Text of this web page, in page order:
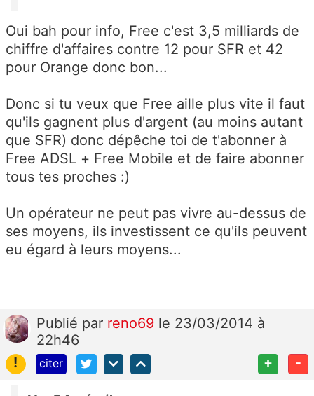
Oui bah pour info, Free c'est 3,5 milliards de
chiffre d'affaires contre 12 pour SFR et 42
pour Orange donc bon...
Donc si tu veux que Free aille plus vite il faut
qu'ils gagnent plus d'argent (au moins autant
que SFR) donc dépêche toi de t'abonner à
Free ADSL + Free Mobile et de faire abonner
tous tes proches :)
Un opérateur ne peut pas vivre au-dessus de
ses moyens, ils investissent ce qu'ils peuvent
eu égard à leurs moyens...
Publié par reno69 le 23/03/2014 à
22h46
!
citer + -